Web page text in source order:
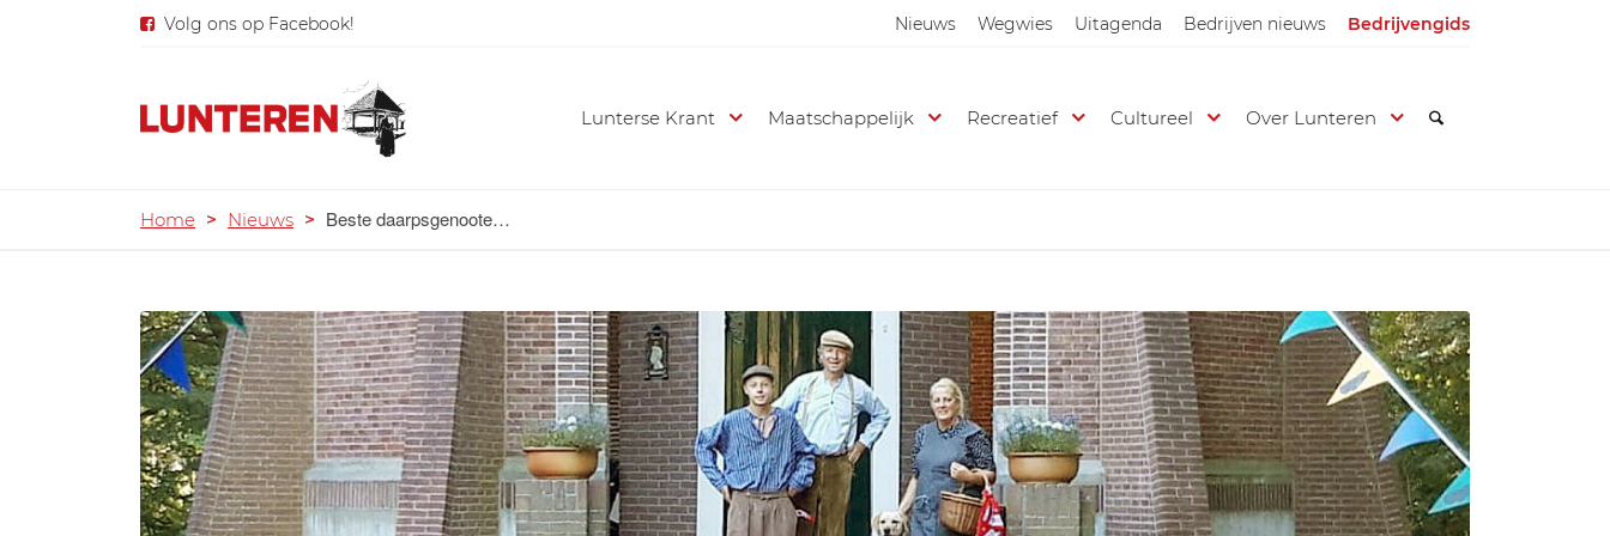
Nieuws Wegwies Uitagenda Bedrijven nieuws Bedrijvengids
Volg ons op Facebook!
Lunterse Krant Maatschappelijk Recreatief Cultureel Over Lunteren
Home > Nieuws > Beste daarpsgenoote…